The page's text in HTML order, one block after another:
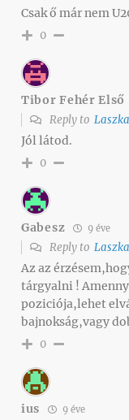
Csak ő már nem
0
Tibor Fehér Első
Reply to Laszka
Jól látod.
0
Gabesz 9 éve
Reply to Laszka
Az az
tárgyalni !
poziciója,lehet
bajnokság,vagy
0
ius 9 éve